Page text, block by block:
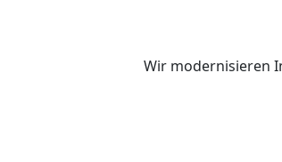
Wir modernisieren